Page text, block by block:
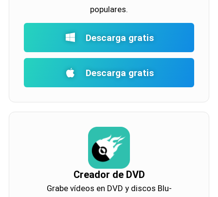
populares.
Descarga gratis
Descarga gratis
Creador de DVD
Grabe vídeos en DVD y discos Blu-